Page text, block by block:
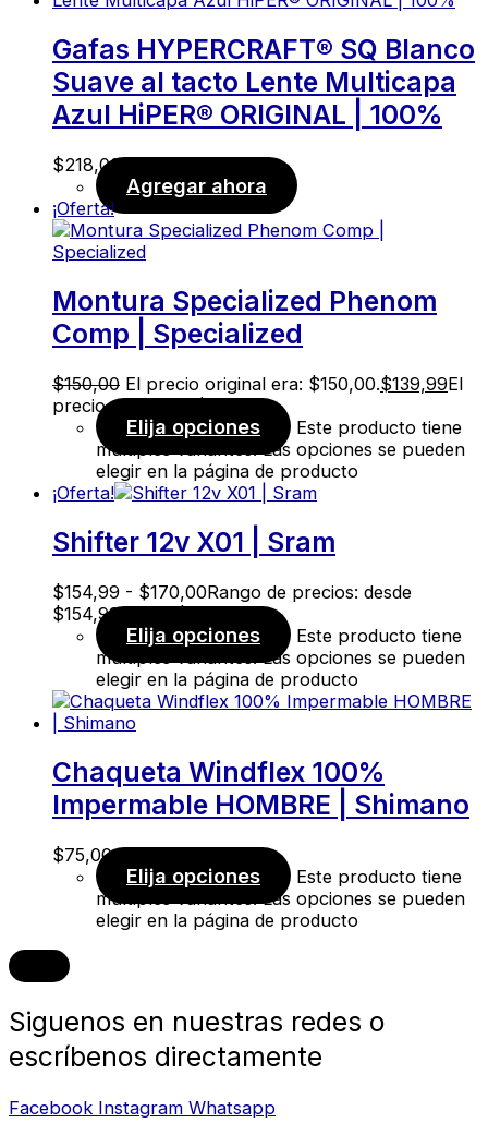
Gafas HYPERCRAFT® SQ Blanco
Suave al tacto Lente Multicapa
Azul HiPER® ORIGINAL | 100%
$218,00
Agregar ahora
¡Oferta!
Montura Specialized Phenom
Comp | Specialized
$150,00 El precio original era: $150,00.$139,99El
precio actual es: $139,99.
Elija opciones
Este producto tiene
múltiples variantes. Las opciones se pueden
elegir en la página de producto
¡Oferta!
Shifter 12v X01 | Sram
$154,99 - $170,00Rango de precios: desde
$154,99 hasta $170,00
Elija opciones
Este producto tiene
múltiples variantes. Las opciones se pueden
elegir en la página de producto
Chaqueta Windflex 100%
Impermable HOMBRE | Shimano
$75,00
Elija opciones
Este producto tiene
múltiples variantes. Las opciones se pueden
elegir en la página de producto
Siguenos en nuestras redes o
escríbenos directamente
Facebook Instagram Whatsapp